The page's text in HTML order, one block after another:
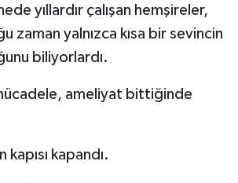
yıllardır çalışan hemşireler,
zaman yalnızca kısa bir sevincin
biliyorlardı.
ameliyat bittiğinde
kapandı.